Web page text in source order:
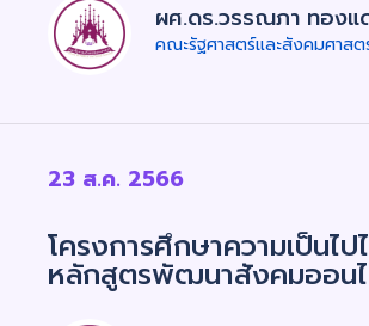
ผศ.ดร.วรรณภา ทองแ
คณะรัฐศาสตร์และสังคมศาสต
23 ส.ค. 2566
โครงการศึกษาความเป็นไป
หลักสูตรพัฒนาสังคมออน